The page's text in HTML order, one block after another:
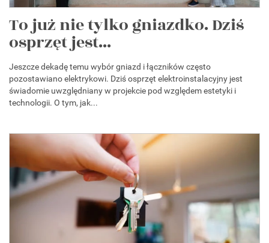
To już nie tylko gniazdko. Dziś
osprzęt jest...
Jeszcze dekadę temu wybór gniazd i łączników często
pozostawiano elektrykowi. Dziś osprzęt elektroinstalacyjny jest
świadomie uwzględniany w projekcie pod względem estetyki i
technologii. O tym, jak...